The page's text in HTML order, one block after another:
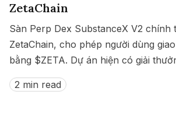
ZetaChain
Sàn Perp Dex SubstanceX V2 chính
ZetaChain, cho phép người dùng
bằng $ZETA. Dự án hiện có giải
$ZETA diễn ra từ 8 đến 15/07/2025.
2 min read